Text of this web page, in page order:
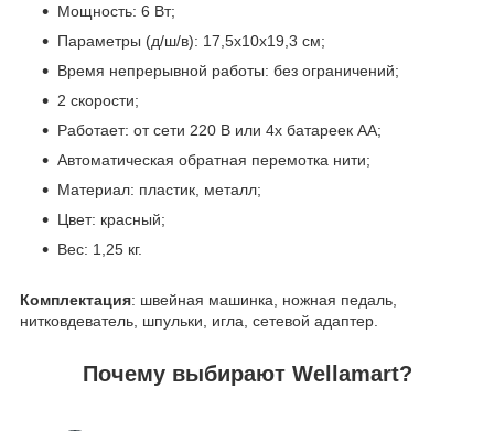
Мощность: 6 Вт;
Параметры (д/ш/в): 17,5х10х19,3 см;
Время непрерывной работы: без ограничений;
2 скорости;
Работает: от сети 220 В или 4х батареек АА;
Автоматическая обратная перемотка нити;
Материал: пластик, металл;
Цвет: красный;
Вес: 1,25 кг.
Комплектация: швейная машинка, ножная педаль,
нитковдеватель, шпульки, игла, сетевой адаптер.
Почему выбирают Wellamart?